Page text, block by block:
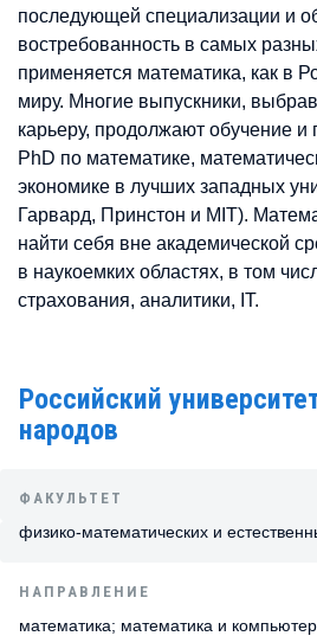
последующей специализации и
востребованность в самых
применяется математика, как в
миру. Многие выпускники,
карьеру, продолжают обучение и
PhD по математике,
экономике в лучших западных
Гарвард, Принстон и MIT).
найти себя вне академической
в наукоемких областях, в том
страхования, аналитики, IT.
Российский
народов
ФАКУЛЬТЕТ
физико-математических и
НАПРАВЛЕНИЕ
математика; математика и